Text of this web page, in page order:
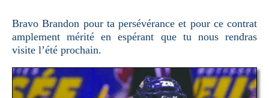
Bravo Brandon pour ta persévérance et pour ce contrat
amplement mérité en espérant que tu nous rendras
visite l’été prochain.